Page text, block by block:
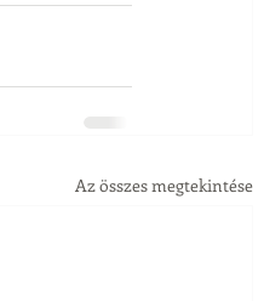
Az összes megtekintése